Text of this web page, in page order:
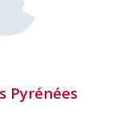
Pyrénées